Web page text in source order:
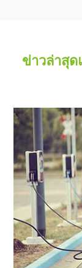
ข่าวล่าสุด